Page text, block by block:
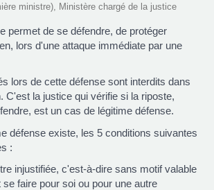
ministre), Ministère chargé de la justice
permet de se défendre, de protéger
lors d'une attaque immédiate par une
lors de cette défense sont interdits dans
C'est la justice qui vérifie si la riposte,
est un cas de légitime défense.
défense existe, les 5 conditions suivantes
:
injustifiée, c'est-à-dire sans motif valable
se faire pour soi ou pour une autre